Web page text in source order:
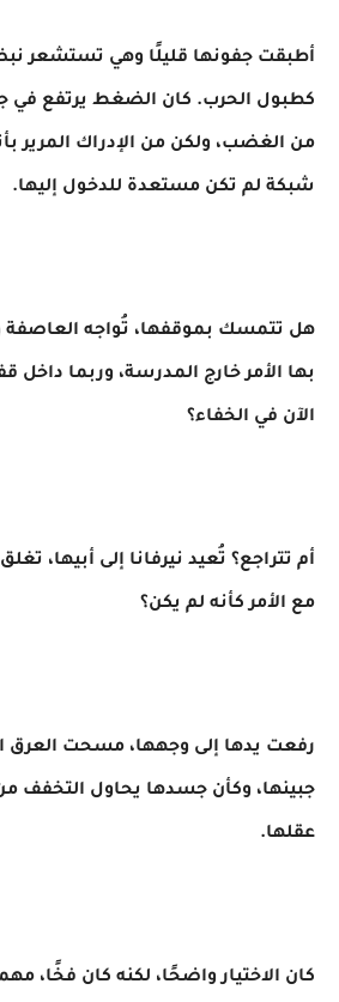
أطبقت جفونها قليلًا وهي تستشعر
كطبول الحرب. كان الضغط يرتفع
من الغضب، ولكن من الإدراك المرير
شبكة لم تكن مستعدة للدخول إليها.
هل تتمسك بموقفها، تُواجه العاصفة
بها الأمر خارج المدرسة، وربما
الآن في الخفاء؟
أم تتراجع؟ تُعيد نيرفانا إلى أبيها،
مع الأمر كأنه لم يكن؟
رفعت يدها إلى وجهها، مسحت العرق
جبينها، وكأن جسدها يحاول التخفف من
عقلها.
كان الاختيار واضحًا، لكنه كان فخًا،